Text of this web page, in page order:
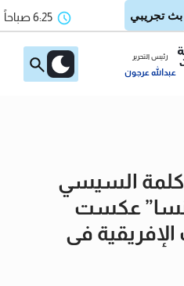
6:25 صباحاً
رئيس التحرير
عبدالله عرجون
كلمة السيسي
عكست
فى